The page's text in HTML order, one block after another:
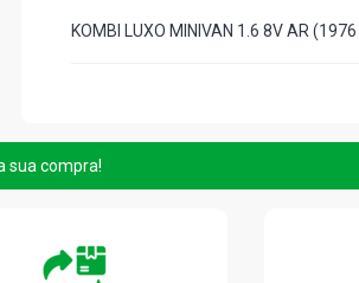
KOMBI LUXO MINIVAN 1.6 8V AR
sua compra!